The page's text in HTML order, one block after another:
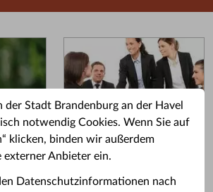
der Stadt Brandenburg an der Havel
notwendig Cookies. Wenn Sie auf
klicken, binden wir außerdem
Anbieter ein.
Datenschutzinformationen nach